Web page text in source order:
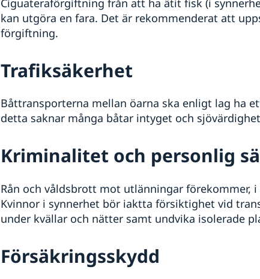
kan utgöra en fara. Det är rekommenderat att
förgiftning.
Trafiksäkerhet
Båttransporterna mellan öarna ska enligt lag ha
detta saknar många båtar intyget och
Kriminalitet och personlig
Rån och våldsbrott mot utlänningar förekommer,
Kvinnor i synnerhet bör iaktta försiktighet vid
under kvällar och nätter samt undvika isolerade
Försäkringsskydd